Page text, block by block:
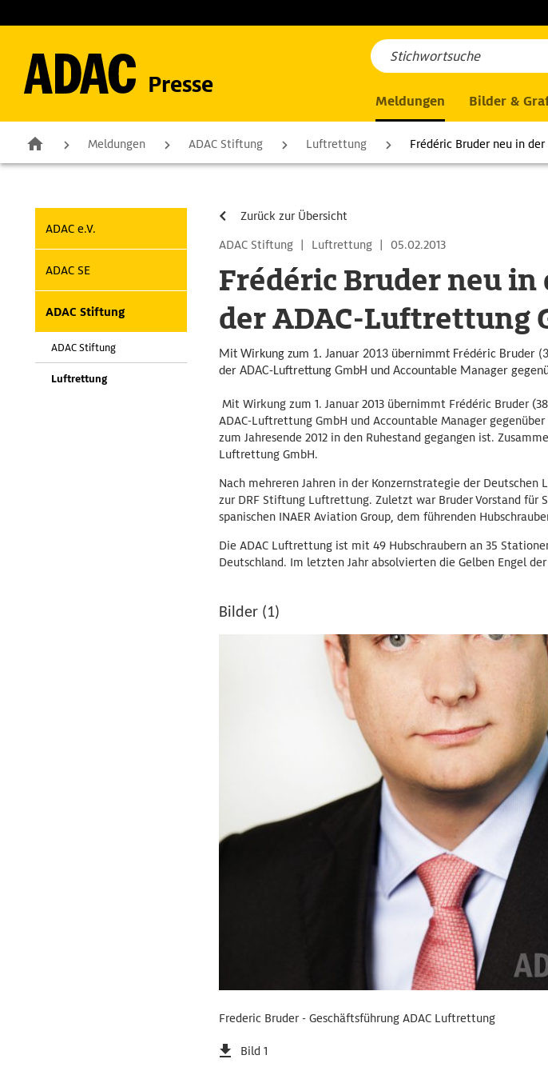
Presse
Meldungen Bilder &
Meldungen ADAC Stiftung Luftrettung Frédéric Bruder neu in
ADAC e.V.
ADAC SE
ADAC Stiftung
ADAC Stiftung
Luftrettung
Zurück zur Übersicht
ADAC Stiftung | Luftrettung | 05.02.2013
Frédéric Bruder neu
der ADAC-Luftrettung
Mit Wirkung zum 1. Januar 2013 übernimmt Frédéric Bruder
der ADAC-Luftrettung GmbH und Accountable Manager
Mit Wirkung zum 1. Januar 2013 übernimmt Frédéric Bruder
ADAC-Luftrettung GmbH und Accountable Manager
zum Jahresende 2012 in den Ruhestand gegangen ist.
Luftrettung GmbH.
Nach mehreren Jahren in der Konzernstrategie der
zur DRF Stiftung Luftrettung. Zuletzt war Bruder Vorstand
spanischen INAER Aviation Group, dem führenden
Die ADAC Luftrettung ist mit 49 Hubschraubern an 35
Deutschland. Im letzten Jahr absolvierten die Gelben Engel
Bilder (1)
Frederic Bruder - Geschäftsführung ADAC Luftrettung
Bild 1